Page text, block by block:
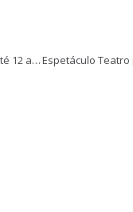
Hopi Hari oferece entrada gratuita para crianças até 12 anos no sábado do Dia das Crianças